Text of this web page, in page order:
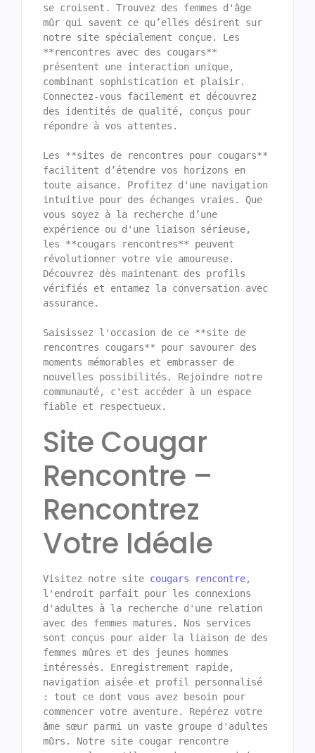
se croisent. Trouvez des femmes d'âge
mûr qui savent ce qu’elles désirent sur
notre site spécialement conçue. Les
**rencontres avec des cougars**
présentent une interaction unique,
combinant sophistication et plaisir.
Connectez-vous facilement et découvrez
des identités de qualité, conçus pour
répondre à vos attentes.
Les **sites de rencontres pour cougars**
facilitent d’étendre vos horizons en
toute aisance. Profitez d'une navigation
intuitive pour des échanges vraies. Que
vous soyez à la recherche d’une
expérience ou d'une liaison sérieuse,
les **cougars rencontres** peuvent
révolutionner votre vie amoureuse.
Découvrez dès maintenant des profils
vérifiés et entamez la conversation avec
assurance.
Saisissez l'occasion de ce **site de
rencontres cougars** pour savourer des
moments mémorables et embrasser de
nouvelles possibilités. Rejoindre notre
communauté, c'est accéder à un espace
fiable et respectueux.
Site Cougar
Rencontre –
Rencontrez
Votre Idéale
Visitez notre site cougars rencontre,
l'endroit parfait pour les connexions
d'adultes à la recherche d'une relation
avec des femmes matures. Nos services
sont conçus pour aider la liaison de des
femmes mûres et des jeunes hommes
intéressés. Enregistrement rapide,
navigation aisée et profil personnalisé
: tout ce dont vous avez besoin pour
commencer votre aventure. Repérez votre
âme sœur parmi un vaste groupe d'adultes
mûrs. Notre site cougar rencontre